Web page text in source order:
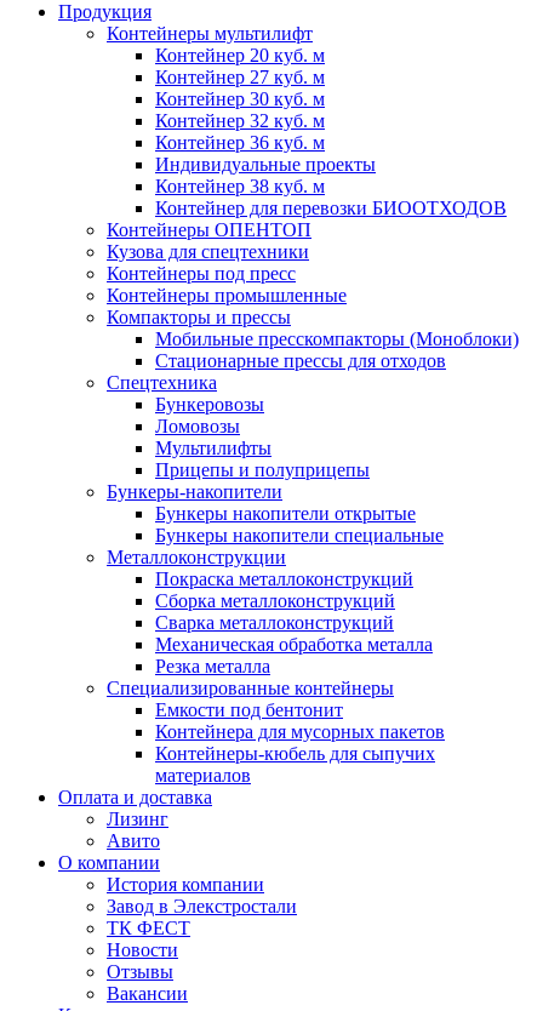
Продукция
Контейнеры мультилифт
Контейнер 20 куб. м
Контейнер 27 куб. м
Контейнер 30 куб. м
Контейнер 32 куб. м
Контейнер 36 куб. м
Индивидуальные проекты
Контейнер 38 куб. м
Контейнер для перевозки БИООТХОДОВ
Контейнеры ОПЕНТОП
Кузова для спецтехники
Контейнеры под пресс
Контейнеры промышленные
Компакторы и прессы
Мобильные пресскомпакторы (Моноблоки)
Стационарные прессы для отходов
Спецтехника
Бункеровозы
Ломовозы
Мультилифты
Прицепы и полуприцепы
Бункеры-накопители
Бункеры накопители открытые
Бункеры накопители специальные
Металлоконструкции
Покраска металлоконструкций
Сборка металлоконструкций
Сварка металлоконструкций
Механическая обработка металла
Резка металла
Специализированные контейнеры
Емкости под бентонит
Контейнера для мусорных пакетов
Контейнеры-кюбель для сыпучих
материалов
Оплата и доставка
Лизинг
Авито
О компании
История компании
Завод в Элекстростали
ТК ФЕСТ
Новости
Отзывы
Вакансии